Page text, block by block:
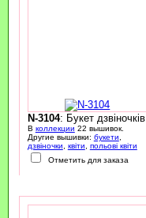
N-3104: Букет дзвіночків
В коллекции 22 вышивок.
Другие вышивки: букети
дзвіночки
квіти
польові квіти
Отметить для заказа